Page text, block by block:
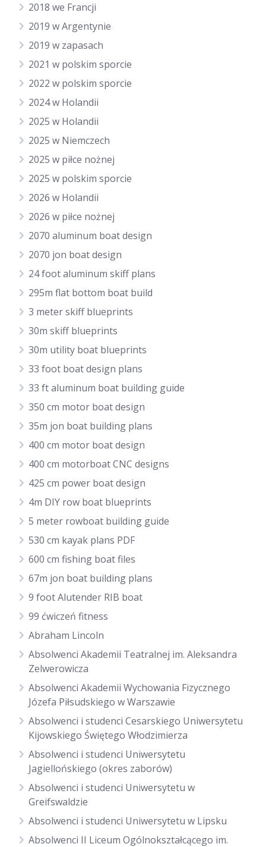
2018 we Francji
2019 w Argentynie
2019 w zapasach
2021 w polskim sporcie
2022 w polskim sporcie
2024 w Holandii
2025 w Holandii
2025 w Niemczech
2025 w piłce nożnej
2025 w polskim sporcie
2026 w Holandii
2026 w piłce nożnej
2070 aluminum boat design
2070 jon boat design
24 foot aluminum skiff plans
295m flat bottom boat build
3 meter skiff blueprints
30m skiff blueprints
30m utility boat blueprints
33 foot boat design plans
33 ft aluminum boat building guide
350 cm motor boat design
35m jon boat building plans
400 cm motor boat design
400 cm motorboat CNC designs
425 cm power boat design
4m DIY row boat blueprints
5 meter rowboat building guide
530 cm kayak plans PDF
600 cm fishing boat files
67m jon boat building plans
9 foot Alutender RIB boat
99 ćwiczeń fitness
Abraham Lincoln
Absolwenci Akademii Teatralnej im. Aleksandra
Zelwerowicza
Absolwenci Akademii Wychowania Fizycznego
Józefa Piłsudskiego w Warszawie
Absolwenci i studenci Cesarskiego Uniwersytetu
Kijowskiego Świętego Włodzimierza
Absolwenci i studenci Uniwersytetu
Jagiellońskiego (okres zaborów)
Absolwenci i studenci Uniwersytetu w
Greifswaldzie
Absolwenci i studenci Uniwersytetu w Lipsku
Absolwenci II Liceum Ogólnokształcącego im.